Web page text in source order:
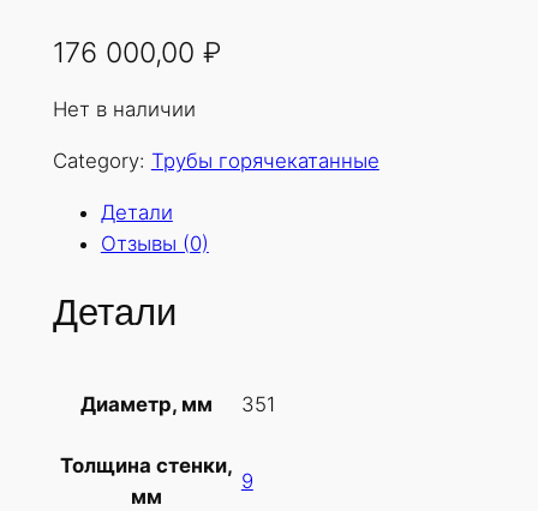
176 000,00 ₽
Нет в наличии
Category: Трубы горячекатанные
Детали
Отзывы (0)
Детали
Диаметр, мм 351
Толщина стенки,
мм
9